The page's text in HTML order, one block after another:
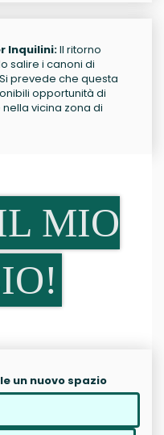
Inquilini:Il ritorno
salire i canoni di
prevede che questa
opportunità di
vicina zona di
MIO
un nuovo spazio